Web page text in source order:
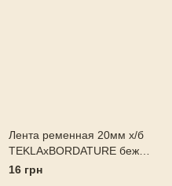
Лента ременная 20мм х/б
TEKLAхBORDATURE беж
код80030
16 грн